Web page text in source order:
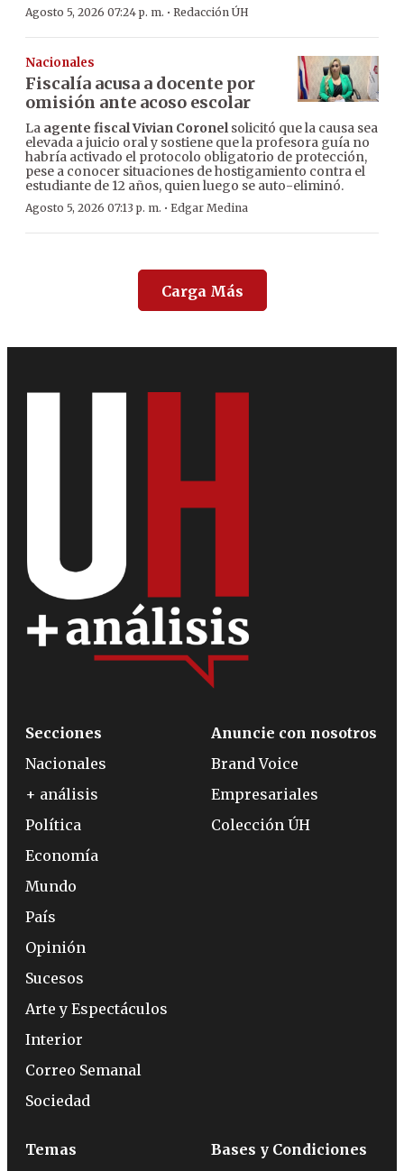
Agosto 5, 2026 07:24 p. m. · Redacción ÚH
Nacionales
Fiscalía acusa a docente por
omisión ante acoso escolar
La agente fiscal Vivian Coronelsolicitó que la causa sea
elevada a juicio oral y sostiene que la profesora guía no
habría activado el protocolo obligatorio de protección,
pese a conocer situaciones de hostigamiento contra el
estudiante de 12 años, quien luego se auto-eliminó.
Agosto 5, 2026 07:13 p. m. · Edgar Medina
Carga Más
Secciones
Nacionales
+ análisis
Política
Economía
Mundo
País
Opinión
Sucesos
Arte y Espectáculos
Interior
Correo Semanal
Sociedad
Anuncie con nosotros
Brand Voice
Empresariales
Colección ÚH
Temas Bases y Condiciones